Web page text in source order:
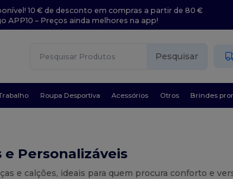
10 € de desconto em compras a partir de 80 €
APP10 – Preços ainda melhores na app!
Pesquisar
Roupa Desportiva Acessórios Otros Brindes
e Personalizáveis
e calções, ideais para quem procura conforto e